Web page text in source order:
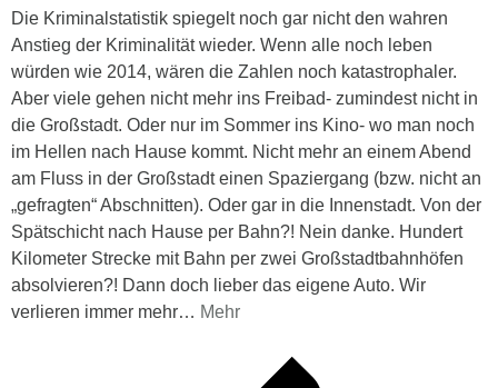
Die Kriminalstatistik spiegelt noch gar nicht den wahren
Anstieg der Kriminalität wieder. Wenn alle noch leben
würden wie 2014, wären die Zahlen noch katastrophaler.
Aber viele gehen nicht mehr ins Freibad- zumindest nicht in
die Großstadt. Oder nur im Sommer ins Kino- wo man noch
im Hellen nach Hause kommt. Nicht mehr an einem Abend
am Fluss in der Großstadt einen Spaziergang (bzw. nicht an
„gefragten“ Abschnitten). Oder gar in die Innenstadt. Von der
Spätschicht nach Hause per Bahn?! Nein danke. Hundert
Kilometer Strecke mit Bahn per zwei Großstadtbahnhöfen
absolvieren?! Dann doch lieber das eigene Auto. Wir
verlieren immer mehr… Mehr